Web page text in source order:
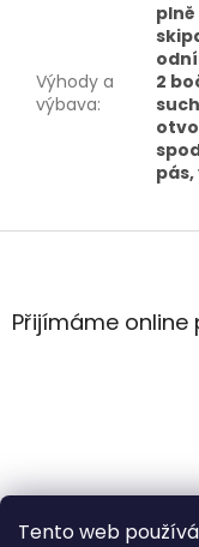
Tento web
Výhody a
výbava:
2
Z
aPřijímáme online